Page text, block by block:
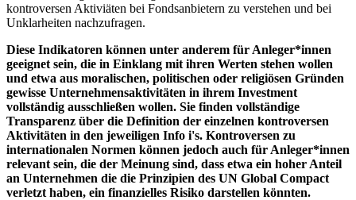
kontroversen Aktiviäten bei Fondsanbietern zu verstehen und bei
Unklarheiten nachzufragen.
Diese Indikatoren können unter anderem für Anleger*innen
geeignet sein, die in Einklang mit ihren Werten stehen wollen
und etwa aus moralischen, politischen oder religiösen Gründen
gewisse Unternehmensaktivitäten in ihrem Investment
vollständig ausschließen wollen. Sie finden vollständige
Transparenz über die Definition der einzelnen kontroversen
Aktivitäten in den jeweiligen Info i's. Kontroversen zu
internationalen Normen können jedoch auch für Anleger*innen
relevant sein, die der Meinung sind, dass etwa ein hoher Anteil
an Unternehmen die die Prinzipien des UN Global Compact
verletzt haben, ein finanzielles Risiko darstellen könnten.